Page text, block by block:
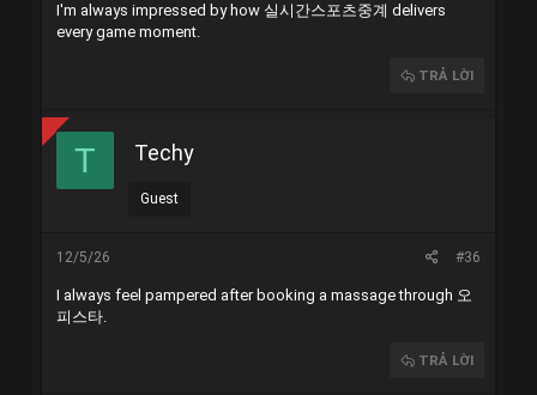
I'm always impressed by how 실시간스포츠중계 delivers
every game moment.
TRẢ LỜI
T Techy
Guest
12/5/26 #36
I always feel pampered after booking a massage through 오
피스타.
TRẢ LỜI